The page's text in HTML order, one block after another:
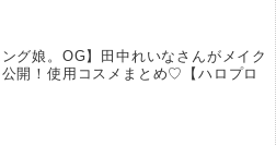
ング娘。OG】田中れいなさんがメイク
公開！使用コスメまとめ♡【ハロプロ